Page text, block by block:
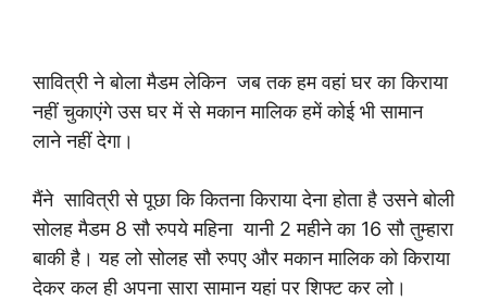
सावित्री ने बोला मैडम लेकिन जब तक हम वहां घर का किराया
नहीं चुकाएंगे उस घर में से मकान मालिक हमें कोई भी सामान
लाने नहीं देगा।
मैंने सावित्री से पूछा कि कितना किराया देना होता है उसने बोली
सोलह मैडम 8 सौ रुपये महिना यानी 2 महीने का 16 सौ तुम्हारा
बाकी है। यह लो सोलह सौ रुपए और मकान मालिक को किराया
देकर कल ही अपना सारा सामान यहां पर शिफ्ट कर लो।